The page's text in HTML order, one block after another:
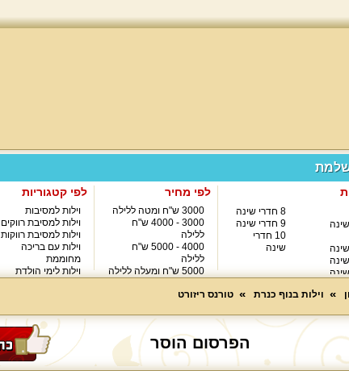
שינה
8 חדרי שינה
9 חדרי שינה
10 חדרי
שינה
לפי מחיר
3000 ש"ח ומטה ללילה
3000 - 4000 ש"ח
ללילה
4000 - 5000 ש"ח
ללילה
5000 ש"ח ומעלה ללילה
לפי קטגוריות
וילות למסיבות
וילות למסיבת רווקים
וילות למסיבת רווקות
וילות עם בריכה
מחוממת
וילות לימי הולדת
וילות בנוף כנרת טורנס ריזורט
הפרסום הוסר